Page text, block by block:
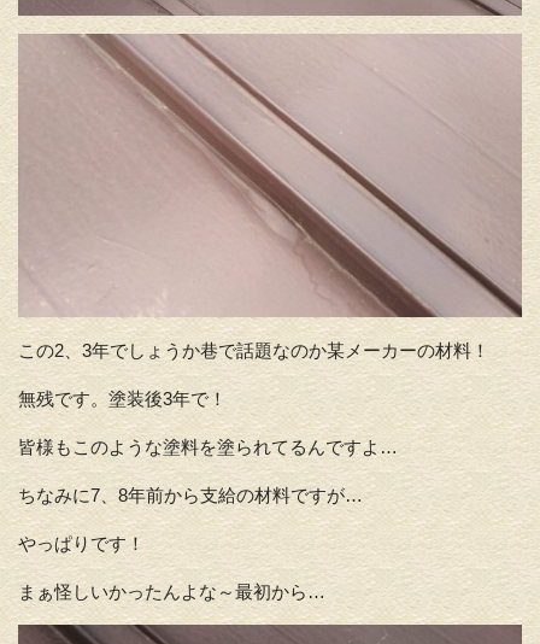
この2、3年でしょうか巷で話題なのか某メーカーの材料！
無残です。塗装後3年で！
皆様もこのような塗料を塗られてるんですよ…
ちなみに7、8年前から支給の材料ですが…
やっぱりです！
まぁ怪しいかったんよな～最初から…